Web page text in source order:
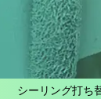
シーリング打ち